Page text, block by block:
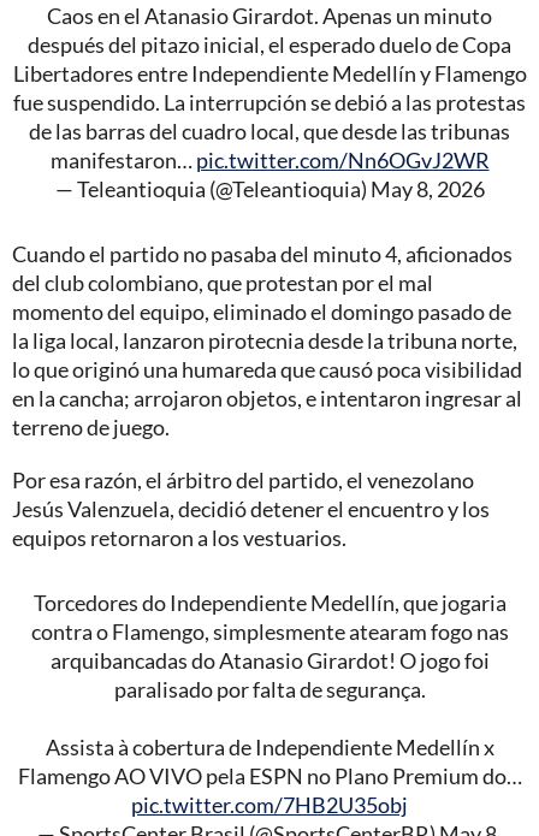
Caos en el Atanasio Girardot. Apenas un minuto
después del pitazo inicial, el esperado duelo de Copa
Libertadores entre Independiente Medellín y Flamengo
fue suspendido. La interrupción se debió a las protestas
de las barras del cuadro local, que desde las tribunas
manifestaron…pic.twitter.com/Nn6OGvJ2WR
— Teleantioquia (@Teleantioquia) May 8, 2026
Cuando el partido no pasaba del minuto 4, aficionados
del club colombiano, que protestan por el mal
momento del equipo, eliminado el domingo pasado de
la liga local, lanzaron pirotecnia desde la tribuna norte,
lo que originó una humareda que causó poca visibilidad
en la cancha; arrojaron objetos, e intentaron ingresar al
terreno de juego.
Por esa razón, el árbitro del partido, el venezolano
Jesús Valenzuela, decidió detener el encuentro y los
equipos retornaron a los vestuarios.
Torcedores do Independiente Medellín, que jogaria
contra o Flamengo, simplesmente atearam fogo nas
arquibancadas do Atanasio Girardot! O jogo foi
paralisado por falta de segurança.
Assista à cobertura de Independiente Medellín x
Flamengo AO VIVO pela ESPN no Plano Premium do…
pic.twitter.com/7HB2U35obj